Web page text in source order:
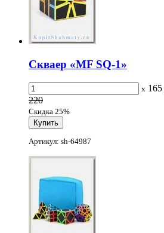
Скваер «MF SQ-1»
x 165
220
Скидка 25%
Артикул: sh-64987